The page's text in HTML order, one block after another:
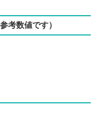
考数値です）